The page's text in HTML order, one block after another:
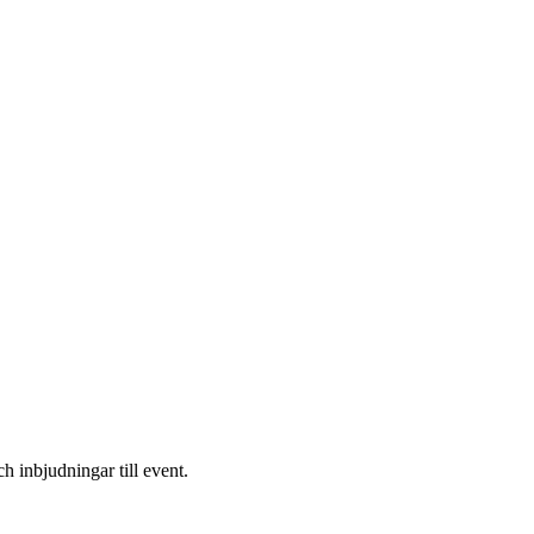
inbjudningar till event.